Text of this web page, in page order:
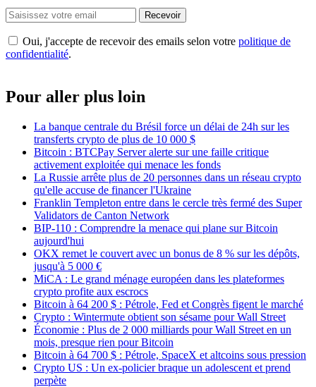
Recevoir
Oui, j'accepte de recevoir des emails selon votre politique de
confidentialité.
Pour aller plus loin
La banque centrale du Brésil force un délai de 24h sur les
transferts crypto de plus de 10 000 $
Bitcoin : BTCPay Server alerte sur une faille critique
activement exploitée qui menace les fonds
La Russie arrête plus de 20 personnes dans un réseau crypto
qu'elle accuse de financer l'Ukraine
Franklin Templeton entre dans le cercle très fermé des Super
Validators de Canton Network
BIP-110 : Comprendre la menace qui plane sur Bitcoin
aujourd'hui
OKX remet le couvert avec un bonus de 8 % sur les dépôts,
jusqu'à 5 000 €
MiCA : Le grand ménage européen dans les plateformes
crypto profite aux escrocs
Bitcoin à 64 200 $ : Pétrole, Fed et Congrès figent le marché
Crypto : Wintermute obtient son sésame pour Wall Street
Économie : Plus de 2 000 milliards pour Wall Street en un
mois, presque rien pour Bitcoin
Bitcoin à 64 700 $ : Pétrole, SpaceX et altcoins sous pression
Crypto US : Un ex-policier braque un adolescent et prend
perpète